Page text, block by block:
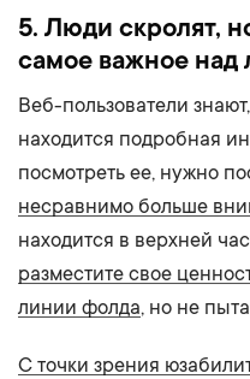
5. Люди скролят,
самое важное
Веб-пользователи
находится подробная
посмотреть ее, нужно
несравнимо больше
находится в верхней
разместите свое
линии фолда, но не
С точки зрения